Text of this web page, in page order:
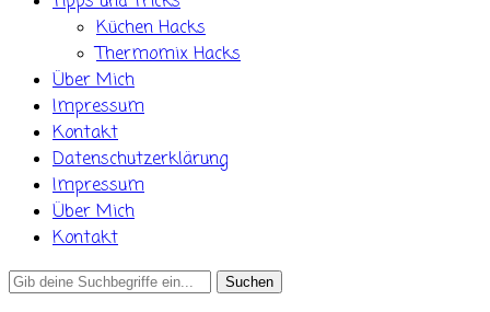
Küchen Hacks
Thermomix Hacks
Über Mich
Impressum
Kontakt
Datenschutzerklärung
Impressum
Über Mich
Kontakt
Search